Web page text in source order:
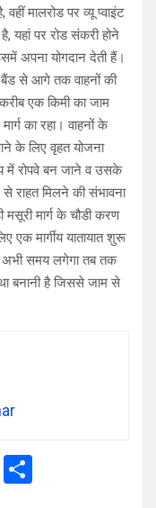
मालरोड पर व्यू प्वाइंट
यहां पर रोड संकरी होने
अपना योगदान देती हैं।
बैंड से आगे तक वाहनों की
एक किमी का जाम
का रहा। वाहनों के
के लिए वृहत योजना
में रोपवे बन जाने व उसके
राहत मिलने की संभावना
मार्ग के चौडी करण
एक मार्गीय यातायात शुरू
अभी समय लगेगा तब तक
बनानी है जिससे जाम से